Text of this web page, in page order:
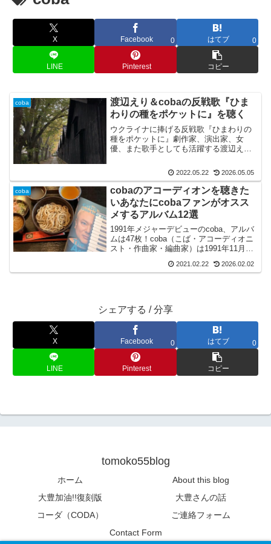
X Facebook 0 はてブ 0
LINE Pinterest コピー
coba
渡辺えり＆cobaの反戦歌『ひま
わりの種をポケットに』を聴く
ウクライナに捧げる反戦歌『ひまわりの
種をポケットに』劇作家、演出家、女
優、また歌手としても活躍する渡辺えり
cobaが作曲した... 2022.05.22 2026.05.05
coba
cobaのアコーディオンを聴きた
いあなたにcobaファンがオスス
メするアルバム12選
1991年メジャーデビューのcoba、アルバ
ムは47枚！coba（こば・アコーディオニ
スト・作曲家・編曲家）は1991年11月6
2021.02.22 2026.02.02
シェアする / 分享
X Facebook 0 はてブ 0
LINE Pinterest コピー
tomoko55blog
ホーム
About this blog
大豊加油!!復刻版
大豊さんの話
コーダ（CODA）
ご連絡フォーム
Contact Form